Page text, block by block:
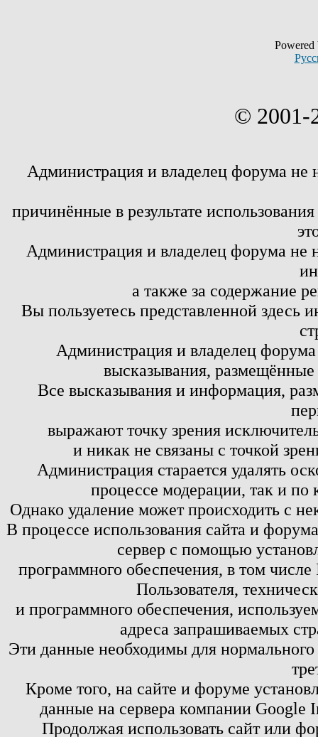
© 2001-
Администрация и владелец форума не
причинённые в результате
Администрация и владелец форума не
а также за содержание
Вы пользуетесь представленной здесь
Администрация и владелец
высказывания,
Все высказывания и информация,
выражают точку зрения
и никак не связаны с точкой
Администрация старается удалять
процессе модерации, так и по
Однако удаление может происходить с
В процессе использования сайта и
сервер с помощью
программного обеспечения, в том
Пользователя,
и программного обеспечения,
адреса запрашиваемых
Эти данные необходимы для
Кроме того, на сайте и форуме
данные на сервера компании
Продолжая использовать сайт или